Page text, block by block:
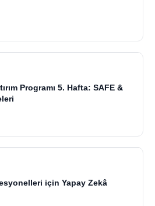
Programı 5. Hafta: SAFE &
için Yapay Zekâ